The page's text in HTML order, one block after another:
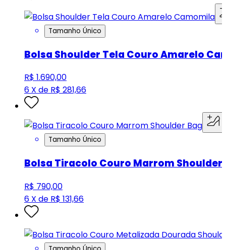
Tamanho Único
Bolsa Shoulder Tela Couro Amarelo
R$ 1.690,00
6 X de R$ 281,66
Tamanho Único
Bolsa Tiracolo Couro Marrom Shoulder
R$ 790,00
6 X de R$ 131,66